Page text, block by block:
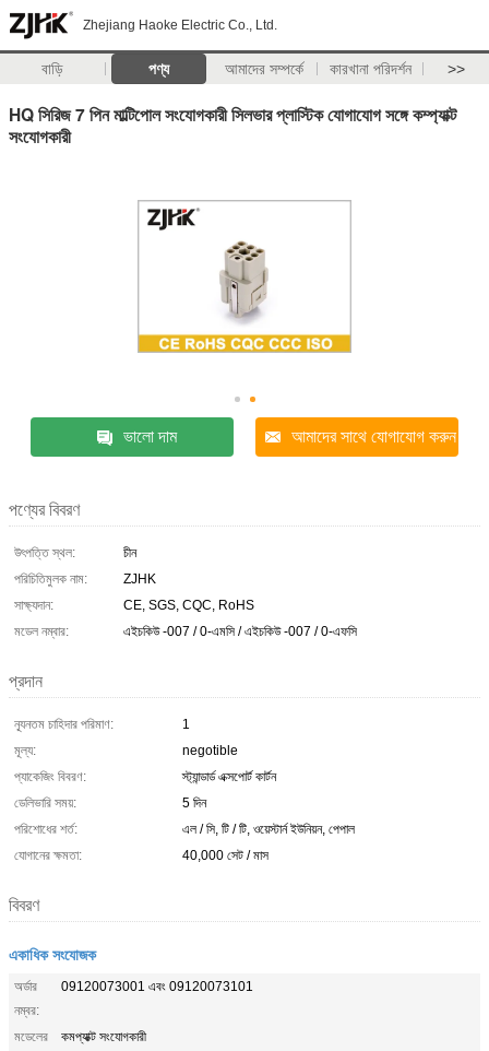
Zhejiang Haoke Electric Co., Ltd.
বাড়ি পণ্য আমাদের সম্পর্কে কারখানা পরিদর্শন >>
HQ সিরিজ 7 পিন মাল্টিপোল সংযোগকারী সিলভার প্লাস্টিক যোগাযোগ সঙ্গে কম্প্যাক্ট
সংযোগকারী
ভালো দাম আমাদের সাথে যোগাযোগ করুন
পণ্যের বিবরণ
উৎপত্তি স্থল:
চীন
পরিচিতিমুলক নাম:
ZJHK
সাক্ষ্যদান:
CE, SGS, CQC, RoHS
মডেল নম্বার:
এইচকিউ -007 / 0-এমসি / এইচকিউ -007 / 0-এফসি
প্রদান
ন্যূনতম চাহিদার পরিমাণ:
1
মূল্য:
negotible
প্যাকেজিং বিবরণ:
স্ট্যান্ডার্ড এক্সপোর্ট কার্টন
ডেলিভারি সময়:
5 দিন
পরিশোধের শর্ত:
এল / সি, টি / টি, ওয়েস্টার্ন ইউনিয়ন, পেপাল
যোগানের ক্ষমতা:
40,000 সেট / মাস
বিবরণ
একাধিক সংযোজক
অর্ডার
নম্বর:
09120073001 এবং 09120073101
মডেলের
কমপ্যাক্ট সংযোগকারী